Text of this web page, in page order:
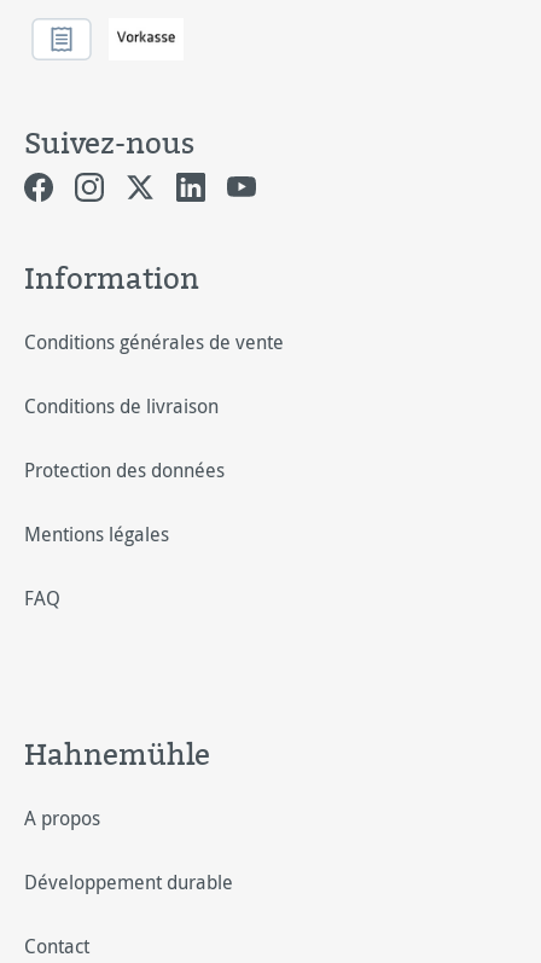
Suivez-nous
Information
Conditions générales de vente
Conditions de livraison
Protection des données
Mentions légales
FAQ
Hahnemühle
A propos
Développement durable
Contact